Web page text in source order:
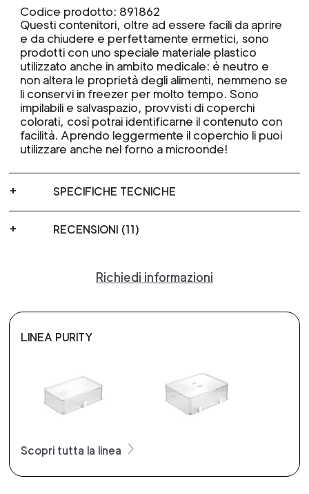
Codice prodotto: 891862
Questi contenitori, oltre ad essere facili da aprire
e da chiudere e perfettamente ermetici, sono
prodotti con uno speciale materiale plastico
utilizzato anche in ambito medicale: è neutro e
non altera le proprietà degli alimenti, nemmeno se
li conservi in freezer per molto tempo. Sono
impilabili e salvaspazio, provvisti di coperchi
colorati, così potrai identificarne il contenuto con
facilità. Aprendo leggermente il coperchio li puoi
utilizzare anche nel forno a microonde!
SPECIFICHE TECNICHE
RECENSIONI (11)
Richiedi informazioni
LINEA PURITY
Scopri tutta la linea